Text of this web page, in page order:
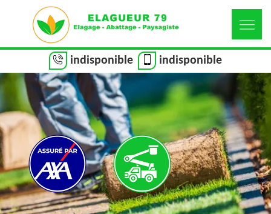
indisponible indisponible